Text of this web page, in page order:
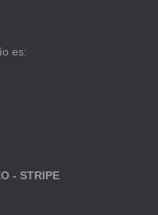
es:
- STRIPE